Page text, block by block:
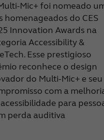
Mic+ foi nomeado
homenageados do CES
Innovation Awards na
Accessibility &
Esse prestigioso
reconhece o design
do Multi-Mic+ e seu
com a
para
perda auditiva